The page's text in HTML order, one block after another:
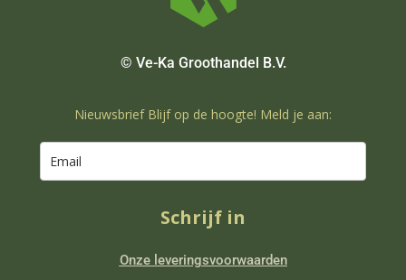
© Ve-Ka Groothandel B.V.
Nieuwsbrief Blijf op de hoogte! Meld je aan:
Schrijf in
Onze leveringsvoorwaarden